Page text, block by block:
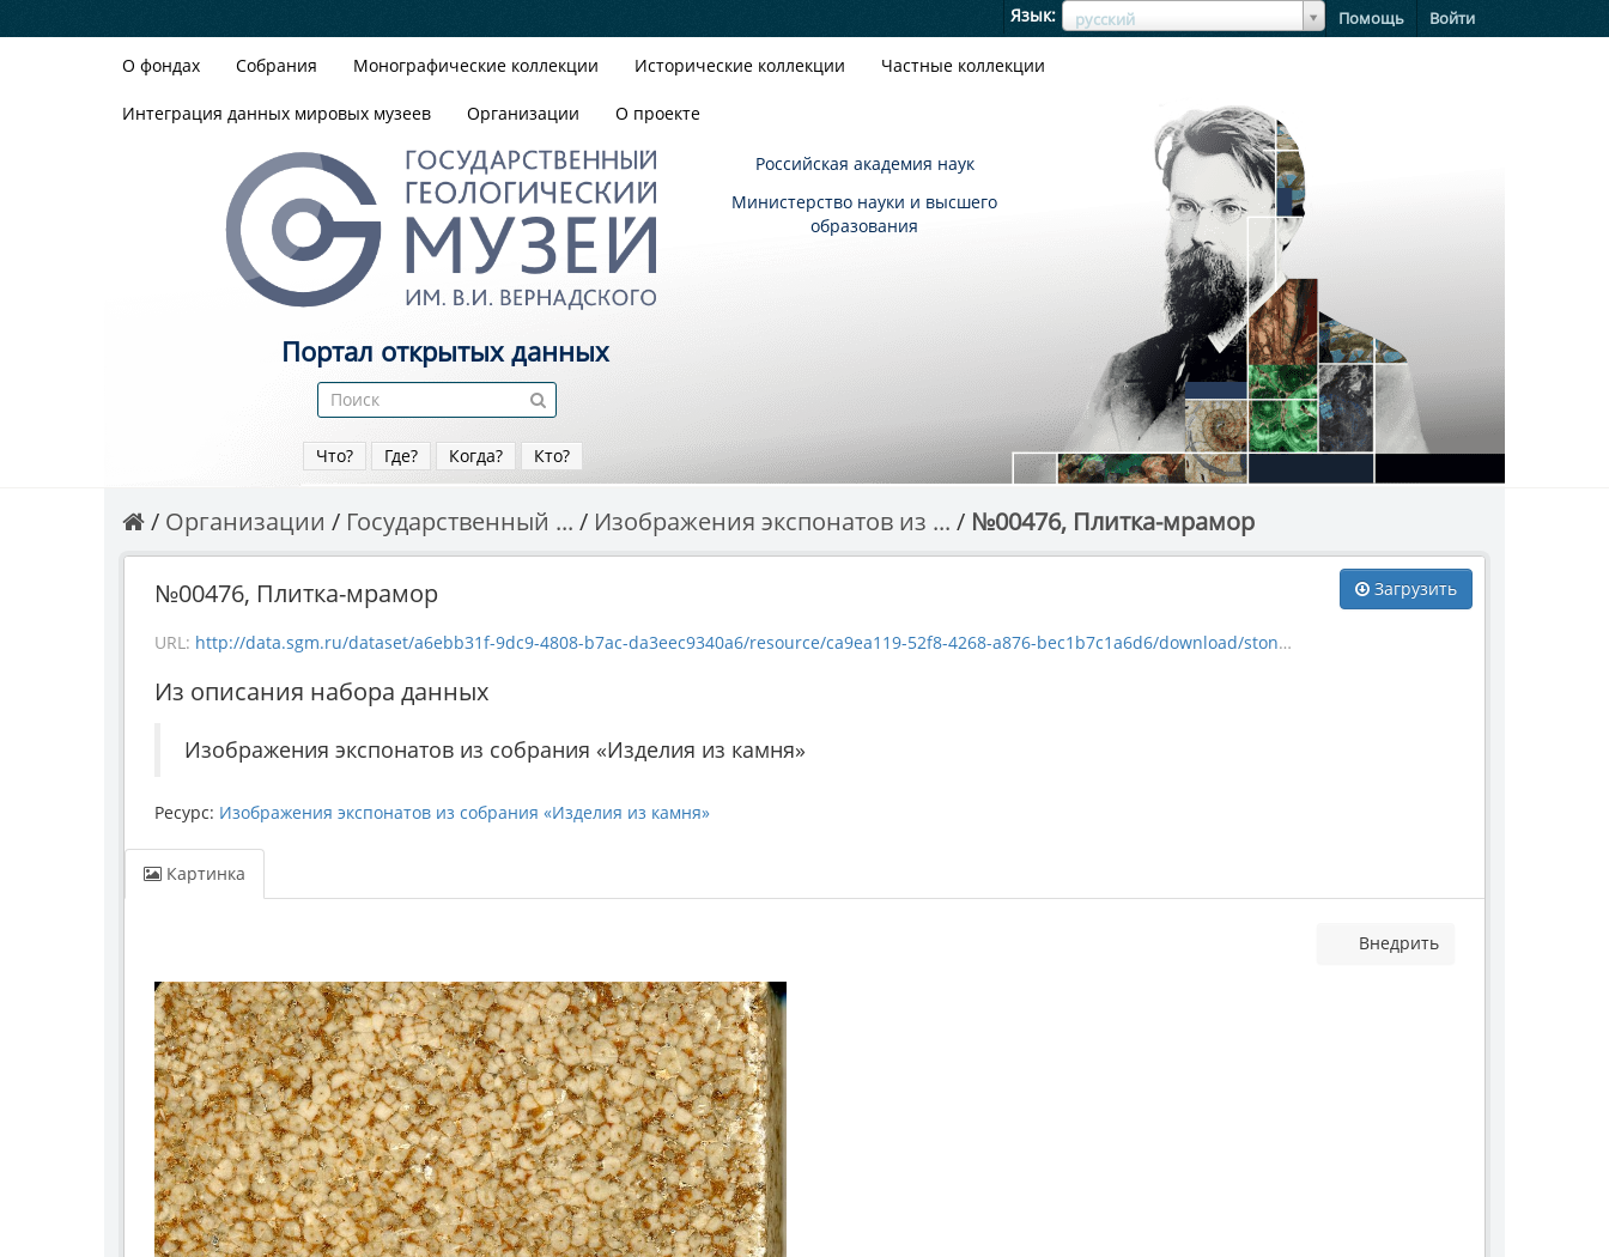
Язык русский
ЯзыкЯзык Помощь Войти
О фондах Собрания Монографические коллекции Исторические коллекции Частные коллекции
Интеграция данных мировых музеев Организации О проекте
Российская академия наук
Министерство науки и высшего
образования
Портал открытых данных
Что? Где? Когда? Кто?
Организации Государственный ... Изображения экспонатов из ... №00476, Плитка-мрамор
Загрузить
№00476, Плитка-мрамор
URL: http://data.sgm.ru/dataset/a6ebb31f-9dc9-4808-b7ac-da3eec9340a6/resource/ca9ea119-52f8-4268-a876-bec1b7c1a6d6/download/stoneproduct_476.jpg
Из описания набора данных
Изображения экспонатов из собрания «Изделия из камня»
Ресурс: Изображения экспонатов из собрания «Изделия из камня»
Картинка
Внедрить